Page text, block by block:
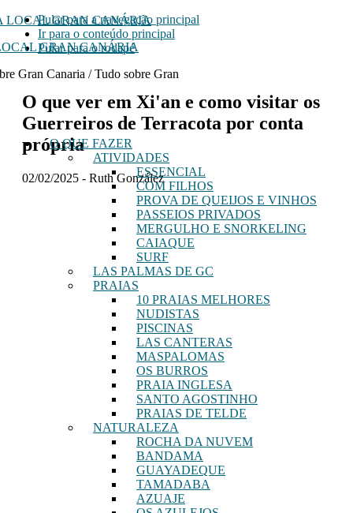
Pular para a navegação principal
Ir para o conteúdo principal
Pular para o rodapé
GRAN CANÁRIA
Gran Canaria / Tudo sobre Gran
O QUE FAZER
ATIVIDADES
ESSENCIAL
COM FILHOS
PROVA DE QUEIJOS E VINHOS
PASSEIOS PRIVADOS
MERGULHO E SNORKELING
CAIAQUE
SURF
LAS PALMAS DE GC
PRAIAS
10 PRAIAS MELHORES
NUDISTAS
PISCINAS
LAS CANTERAS
MASPALOMAS
OS BURROS
PRAIA INGLESA
SANTO AGOSTINHO
PRAIAS DE TELDE
NATURALEZA
ROCHA DA NUVEM
BANDAMA
GUAYADEQUE
TAMADABA
AZUAJE
O que ver em Xi'an e como visitar os
Guerreiros de Terracota por conta
própria
02/02/2025 - Ruth González